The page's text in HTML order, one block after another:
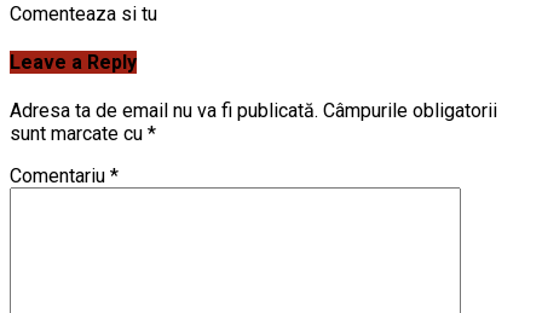
Comenteaza si tu
Leave a Reply
Adresa ta de email nu va fi publicată. Câmpurile obligatorii
sunt marcate cu *
Comentariu *